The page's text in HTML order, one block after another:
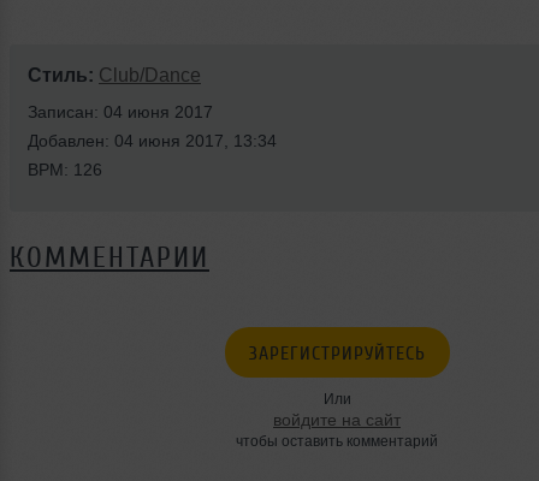
Стиль: Club/Dance
Записан: 04 июня 2017
Добавлен: 04 июня 2017, 13:34
BPM: 126
КОММЕНТАРИИ
ЗАРЕГИСТРИРУЙТЕСЬ
Или
войдите на сайт
чтобы оставить комментарий